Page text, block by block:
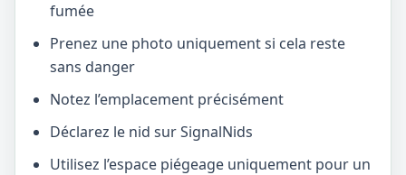
fumée
Prenez une photo uniquement si cela reste
sans danger
Notez l’emplacement précisément
Déclarez le nid sur SignalNids
Utilisez l’espace piégeage uniquement pour un